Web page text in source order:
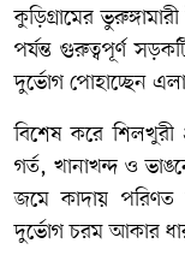
কুড়িগ্রামের
পর্যন্ত গুরুত্বপূর্ণ
দুর্ভোগ পোহাচ্ছেন
বিশেষ করেশিলখুরী
গর্ত, খানাখন্দ ও
জমে কাদায়
দুর্ভোগ চরম আকার